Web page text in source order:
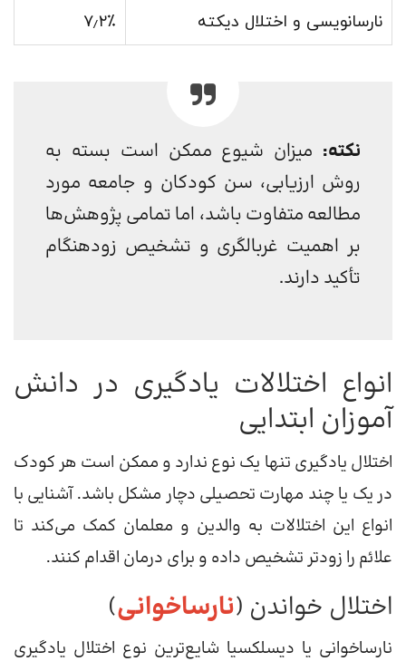
نارسانویسی و اختلال دیکته ۷٫۲٪
نکته: میزان شیوع ممکن است بسته به
روش ارزیابی، سن کودکان و جامعه مورد
مطالعه متفاوت باشد، اما تمامی پژوهش‌ها
بر اهمیت غربالگری و تشخیص زودهنگام
تأکید دارند.
انواع اختلالات یادگیری در دانش
آموزان ابتدایی
اختلال یادگیری تنها یک نوع ندارد و ممکن است هر کودک
در یک یا چند مهارت تحصیلی دچار مشکل باشد. آشنایی با
انواع این اختلالات به والدین و معلمان کمک می‌کند تا
علائم را زودتر تشخیص داده و برای درمان اقدام کنند.
اختلال خواندن (نارساخوانی)
نارساخوانی یا دیسلکسیا شایع‌ترین نوع اختلال یادگیری